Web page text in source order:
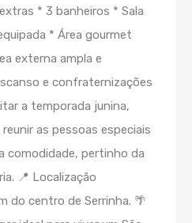
* 3 banheiros * Sala
* Área gourmet
externa ampla e
e confraternizações
a temporada junina,
as pessoas especiais
comodidade, pertinho da
📍 Localização
do centro de Serrinha. 🌴